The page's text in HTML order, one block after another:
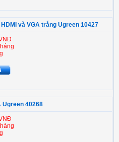
và VGA trắng Ugreen 10427
Ugreen 40268